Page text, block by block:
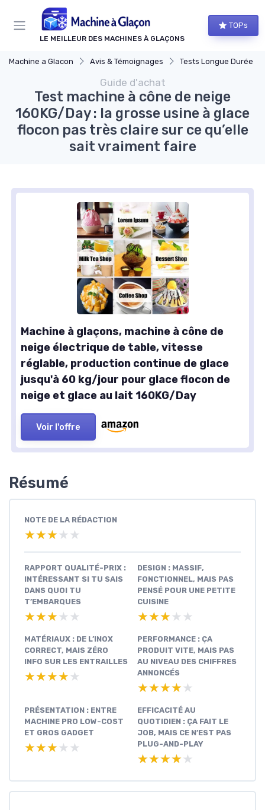
LE MEILLEUR DES MACHINES À GLAÇONS
TOPs
Machine a Glacon Avis & Témoignages Tests Longue Durée
Guide d'achat
Test machine à cône de neige
160KG/Day : la grosse usine à glace
flocon pas très claire sur ce qu’elle
sait vraiment faire
Machine à glaçons, machine à cône de
neige électrique de table, vitesse
réglable, production continue de glace
jusqu'à 60 kg/jour pour glace flocon de
neige et glace au lait 160KG/Day
Voir l'offre
Résumé
NOTE DE LA RÉDACTION
★★★★★
★★★★★
RAPPORT QUALITÉ-PRIX :
INTÉRESSANT SI TU SAIS
DANS QUOI TU
T’EMBARQUES
★★★★★
★★★★★
DESIGN : MASSIF,
FONCTIONNEL, MAIS PAS
PENSÉ POUR UNE PETITE
CUISINE
★★★★★
★★★★★
MATÉRIAUX : DE L’INOX
CORRECT, MAIS ZÉRO
INFO SUR LES ENTRAILLES
★★★★★
★★★★★
PERFORMANCE : ÇA
PRODUIT VITE, MAIS PAS
AU NIVEAU DES CHIFFRES
ANNONCÉS
★★★★★
★★★★★
PRÉSENTATION : ENTRE
MACHINE PRO LOW-COST
ET GROS GADGET
★★★★★
★★★★★
EFFICACITÉ AU
QUOTIDIEN : ÇA FAIT LE
JOB, MAIS CE N’EST PAS
PLUG-AND-PLAY
★★★★★
★★★★★
Panneau de gestion des cookies